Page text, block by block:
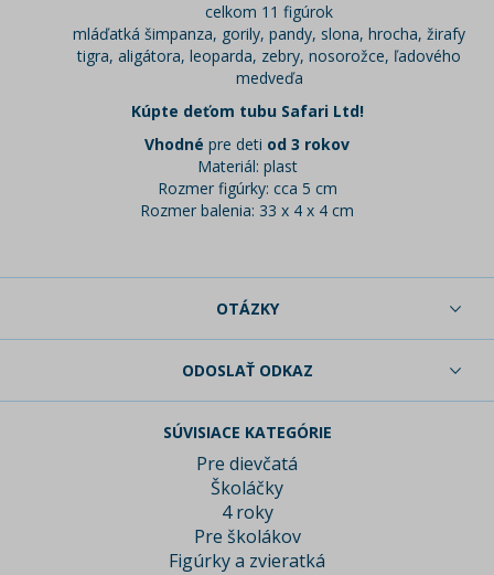
celkom 11 figúrok
mláďatká šimpanza, gorily, pandy, slona, hrocha, žirafy
tigra, aligátora, leoparda, zebry, nosorožce, ľadového
medveďa
Kúpte deťom tubu Safari Ltd!
Vhodné pre deti od 3 rokov
Materiál: plast
Rozmer figúrky: cca 5 cm
Rozmer balenia: 33 x 4 x 4 cm
OTÁZKY
ODOSLAŤ ODKAZ
SÚVISIACE KATEGÓRIE
Pre dievčatá
Školáčky
4 roky
Pre školákov
Figúrky a zvieratká